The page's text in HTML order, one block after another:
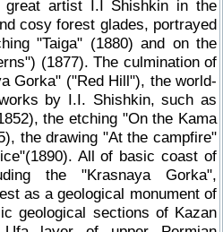
great artist I.I Shishkin in the
cosy forest glades, portrayed
"Taiga" (1880) and on the
(1877). The culmination of
Gorka" ("Red Hill"), the world-
by I.I. Shishkin, such as
the etching "On the Kama
the drawing "At the campfire"
All of basic coast of
the "Krasnaya Gorka",
as a geological monument of
geological sections of Kazan